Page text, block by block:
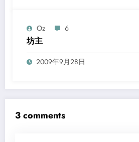
Oz 6
坊主
2009年9月28日
3 comments